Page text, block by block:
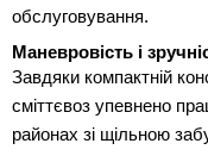
обслуговування.
Маневровість і
Завдяки компактній
сміттєвоз упевнено
районах зі щільною